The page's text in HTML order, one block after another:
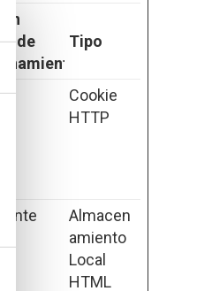
de
Tipo
Cookie
HTTP
Almacen
amiento
Local
HTML